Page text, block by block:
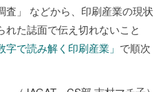
」 などから、印刷産業の現状
れた誌面で伝え切れないこと
字で読み解く印刷産業」 で順次